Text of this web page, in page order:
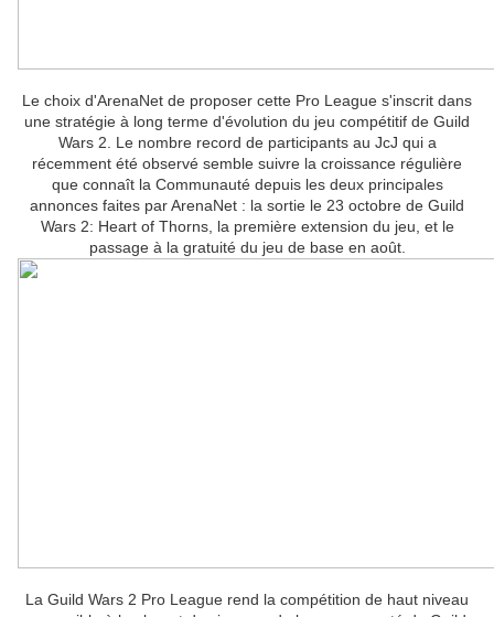
Le choix d'ArenaNet de proposer cette Pro League s'inscrit dans
une stratégie à long terme d'évolution du jeu compétitif de Guild
Wars 2. Le nombre record de participants au JcJ qui a
récemment été observé semble suivre la croissance régulière
que connaît la Communauté depuis les deux principales
annonces faites par ArenaNet : la sortie le 23 octobre de Guild
Wars 2: Heart of Thorns, la première extension du jeu, et le
passage à la gratuité du jeu de base en août.
La Guild Wars 2 Pro League rend la compétition de haut niveau